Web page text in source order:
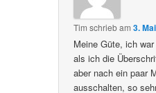
Tim schriebam3.
Meine Güte, ich
als ich die
aber nach ein paar
ausschalten, so